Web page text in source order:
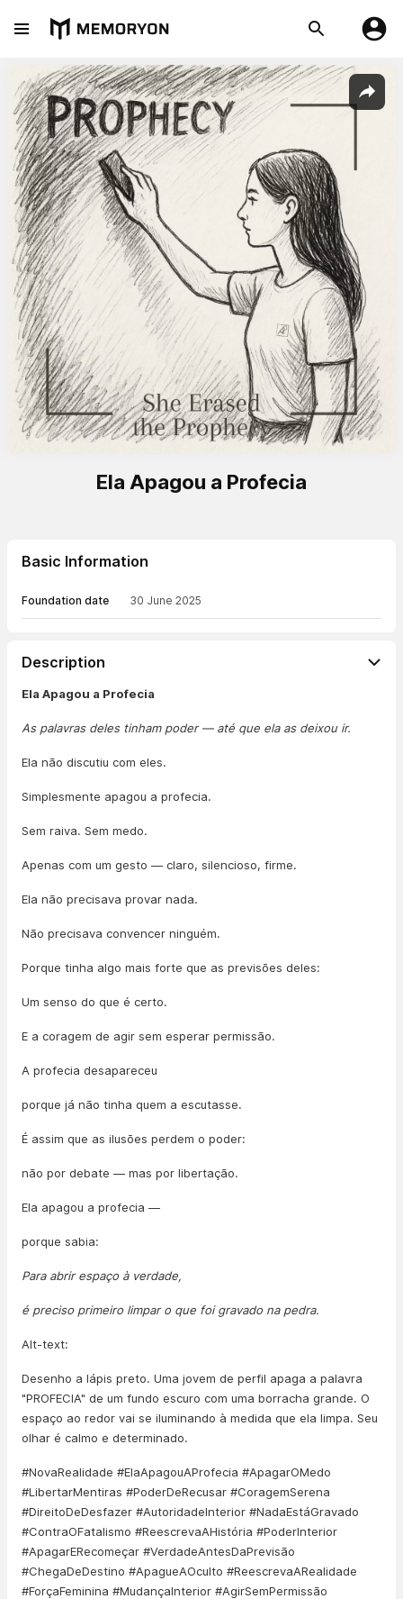
Ela Apagou a Profecia
Basic Information
Foundation date 30 June 2025
Description
Ela Apagou a Profecia
As palavras deles tinham poder — até que ela as deixou ir.
Ela não discutiu com eles.
Simplesmente apagou a profecia.
Sem raiva. Sem medo.
Apenas com um gesto — claro, silencioso, firme.
Ela não precisava provar nada.
Não precisava convencer ninguém.
Porque tinha algo mais forte que as previsões deles:
Um senso do que é certo.
E a coragem de agir sem esperar permissão.
A profecia desapareceu
porque já não tinha quem a escutasse.
É assim que as ilusões perdem o poder:
não por debate — mas por libertação.
Ela apagou a profecia —
porque sabia:
Para abrir espaço à verdade,
é preciso primeiro limpar o que foi gravado na pedra.
Alt-text:
Desenho a lápis preto. Uma jovem de perfil apaga a palavra
"PROFECIA" de um fundo escuro com uma borracha grande. O
espaço ao redor vai se iluminando à medida que ela limpa. Seu
olhar é calmo e determinado.
#NovaRealidade #ElaApagouAProfecia #ApagarOMedo
#LibertarMentiras #PoderDeRecusar #CoragemSerena
#DireitoDeDesfazer #AutoridadeInterior #NadaEstáGravado
#ContraOFatalismo #ReescrevaAHistória #PoderInterior
#ApagarERecomeçar #VerdadeAntesDaPrevisão
#ChegaDeDestino #ApagueAOculto #ReescrevaARealidade
#ForçaFeminina #MudançaInterior #AgirSemPermissão